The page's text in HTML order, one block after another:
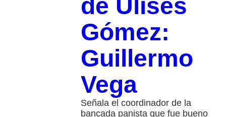
de Ulises
Gómez:
Guillermo
Vega
Señala el coordinador de la
bancada panista que fue bueno